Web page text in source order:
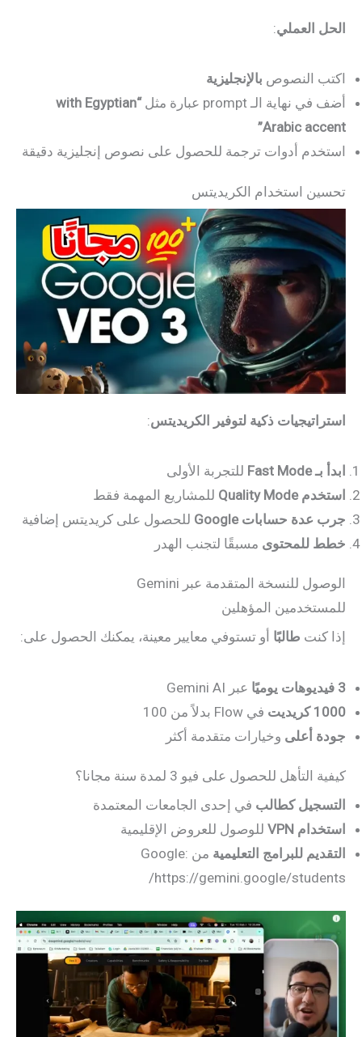
الحل العملي:
اكتب النصوص بالإنجليزية
أضف في نهاية الـ prompt عبارة مثل
“with Egyptian
Arabic accent”
استخدم أدوات ترجمة للحصول على نصوص إنجليزية دقيقة
تحسين استخدام الكريديتس
استراتيجيات ذكية لتوفير الكريديتس:
ابدأ بـ Fast Mode
للتجربة الأولى
استخدم Quality Mode
للمشاريع المهمة فقط
جرب عدة حسابات Google
للحصول على كريديتس إضافية
خطط للمحتوى مسبقًا لتجنب الهدر
الوصول للنسخة المتقدمة عبر Gemini
للمستخدمين المؤهلين
إذا كنت طالبًا أو تستوفي معايير معينة، يمكنك الحصول على:
3 فيديوهات يوميًا
عبر Gemini AI
1000 كريديت
في Flow بدلاً من 100
جودة أعلى وخيارات متقدمة أكثر
كيفية التأهل للحصول على فيو 3 لمدة سنة مجانا؟
التسجيل كطالب في إحدى الجامعات المعتمدة
استخدام VPN
للوصول للعروض الإقليمية
التقديم للبرامج التعليمية
من Google:
https://gemini.google/students/